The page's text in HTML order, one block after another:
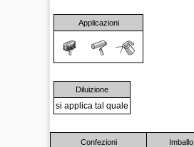
Applicazioni
Diluizione
si applica tal quale
Confezioni Imballo